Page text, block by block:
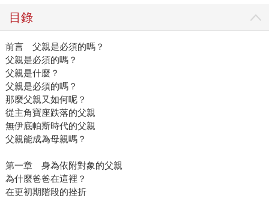
目錄
前言 父親是必須的嗎？
父親是必須的嗎？
父親是什麼？
父親是必須的嗎？
那麼父親又如何呢？
從主角寶座跌落的父親
無伊底帕斯時代的父親
父親能成為母親嗎？
第一章 身為依附對象的父親
為什麼爸爸在這裡？
在更初期階段的挫折